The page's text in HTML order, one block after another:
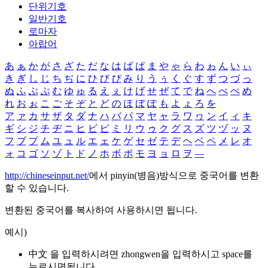
단위기호
일반기호
로마자
아랍어
あ ぁ か が さ ざ た だ な は ば ぱ ま や ゃ ら わ ゎ ん い ぃ
き ぎ し じ ち ぢ に ひ び ぴ み り う ぅ く ぐ す ず つ づ っ
ぬ ふ ぶ ぷ む ゆ ゅ る え ぇ け げ せ ぜ て で ね へ べ ぺ め
れ お ぉ こ ご そ ぞ と ど の ほ ぼ ぽ も よ ょ ろ を
ア ァ カ サ ザ タ ダ ナ ハ バ パ マ ヤ ャ ラ ワ ヮ ン イ ィ キ
ギ シ ジ チ ヂ ニ ヒ ビ ピ ミ リ ウ ゥ ク グ ス ズ ツ ヅ ッ ヌ
フ ブ プ ム ユ ュ ル エ ェ ケ ゲ セ ゼ テ デ ヘ ベ ペ メ レ オ
ォ コ ゴ ソ ゾ ト ド ノ ホ ボ ポ モ ヨ ョ ロ ヲ ―
http://chineseinput.net/에서 pinyin(병음)방식으로 중국어를 변환
할 수 있습니다.
변환된 중국어를 복사하여 사용하시면 됩니다.
예시)
中文 을 입력하시려면 zhongwen을 입력하시고 space를